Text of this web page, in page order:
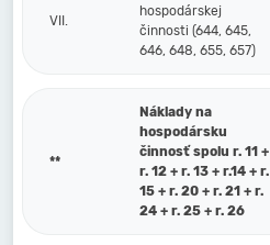
VII.
hospodárskej
činnosti (644, 645,
646, 648, 655, 657)
**
Náklady na
hospodársku
činnosť spolu r. 11 +
r. 12 + r. 13 + r.14 + r.
15 + r. 20 + r. 21 + r.
24 + r. 25 + r. 26